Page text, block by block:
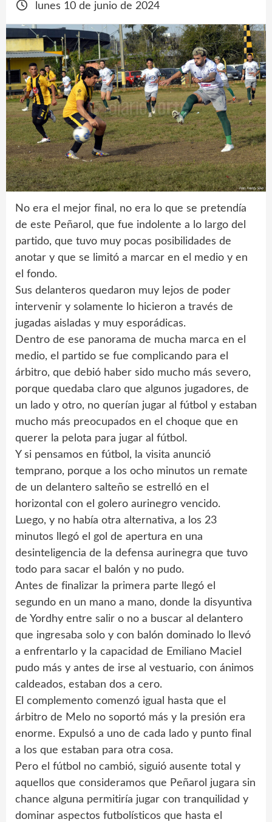
lunes 10 de junio de 2024
No era el mejor final, no era lo que se pretendía
de este Peñarol, que fue indolente a lo largo del
partido, que tuvo muy pocas posibilidades de
anotar y que se limitó a marcar en el medio y en
el fondo.
Sus delanteros quedaron muy lejos de poder
intervenir y solamente lo hicieron a través de
jugadas aisladas y muy esporádicas.
Dentro de ese panorama de mucha marca en el
medio, el partido se fue complicando para el
árbitro, que debió haber sido mucho más severo,
porque quedaba claro que algunos jugadores, de
un lado y otro, no querían jugar al fútbol y estaban
mucho más preocupados en el choque que en
querer la pelota para jugar al fútbol.
Y si pensamos en fútbol, la visita anunció
temprano, porque a los ocho minutos un remate
de un delantero salteño se estrelló en el
horizontal con el golero aurinegro vencido.
Luego, y no había otra alternativa, a los 23
minutos llegó el gol de apertura en una
desinteligencia de la defensa aurinegra que tuvo
todo para sacar el balón y no pudo.
Antes de finalizar la primera parte llegó el
segundo en un mano a mano, donde la disyuntiva
de Yordhy entre salir o no a buscar al delantero
que ingresaba solo y con balón dominado lo llevó
a enfrentarlo y la capacidad de Emiliano Maciel
pudo más y antes de irse al vestuario, con ánimos
caldeados, estaban dos a cero.
El complemento comenzó igual hasta que el
árbitro de Melo no soportó más y la presión era
enorme. Expulsó a uno de cada lado y punto final
a los que estaban para otra cosa.
Pero el fútbol no cambió, siguió ausente total y
aquellos que consideramos que Peñarol jugara sin
chance alguna permitiría jugar con tranquilidad y
dominar aspectos futbolísticos que hasta el